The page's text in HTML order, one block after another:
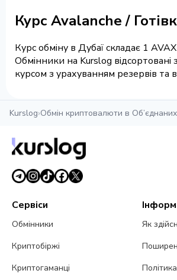
Курс Avalanche /
Курс обміну в Дубаї складає 1
Обмінники на Kurslog
курсом з урахуванням резервів та
Kurslog›Обмін криптовалюти в
Сервіси
Обмінники
Криптобіржі
Криптогаманці
Як